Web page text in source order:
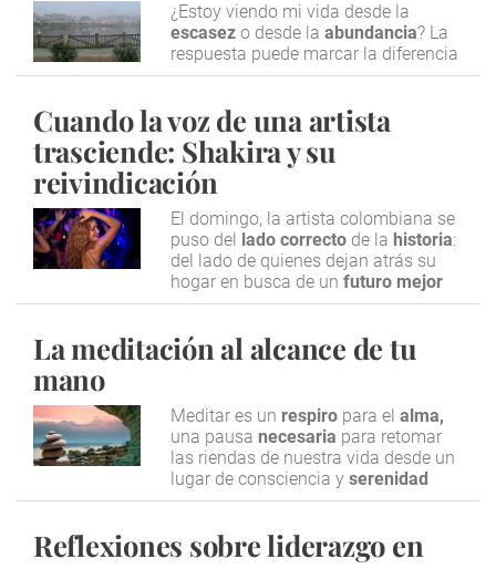
¿Estoy viendo mi vida desde la
escasezo desde laabundancia? La
respuesta puede marcar la diferencia
Cuando la voz de una artista
trasciende: Shakira y su
reivindicación
El domingo, la artista colombiana se
puso del lado correcto de lahistoria:
del lado de quienes dejan atrás su
hogar en busca de unfuturo mejor
La meditación al alcance de tu
mano
Meditar es un respiro para elalma,
una pausa necesaria para retomar
las riendas de nuestra vida desde un
lugar de consciencia yserenidad
Reflexiones sobre liderazgo en